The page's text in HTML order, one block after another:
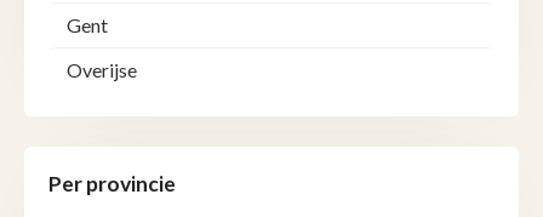
Gent
Overijse
Per provincie